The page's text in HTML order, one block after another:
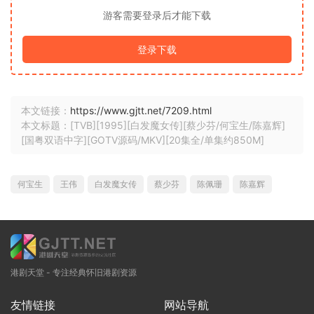
游客需要登录后才能下载
登录下载
本文链接： https://www.gjtt.net/7209.html
本文标题：[TVB][1995][白发魔女传][蔡少芬/何宝生/陈嘉辉]
[国粤双语中字][GOTV源码/MKV][20集全/单集约850M]
何宝生 王伟 白发魔女传 蔡少芬 陈佩珊 陈嘉辉
港剧天堂 - 专注经典怀旧港剧资源
友情链接 网站导航